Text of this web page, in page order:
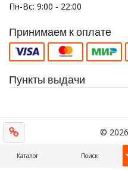
Пн-Вс: 9:00 - 22:00
Принимаем к оплате
Пункты выдачи
©